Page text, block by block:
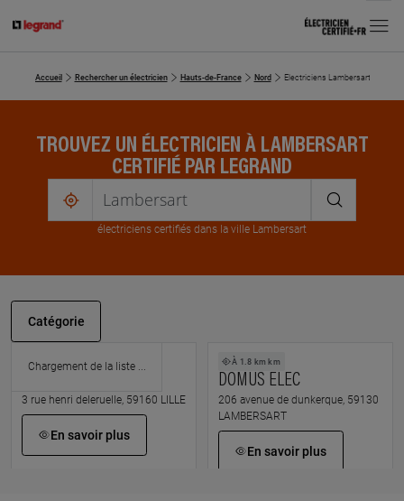
MENU
Accueil Rechercher un électricien Hauts-de-France Nord Electriciens Lambersart
TROUVEZ UN ÉLECTRICIEN À LAMBERSART
CERTIFIÉ PAR LEGRAND
me
localiserélectriciens certifiés dans la ville Lambersart
Catégorie
À 1.7 km km
3 rue henri deleruelle, 59160 LILLE
En savoir plus
À 1.8 km km
DOMUS ELEC
206 avenue de dunkerque, 59130
LAMBERSART
En savoir plus